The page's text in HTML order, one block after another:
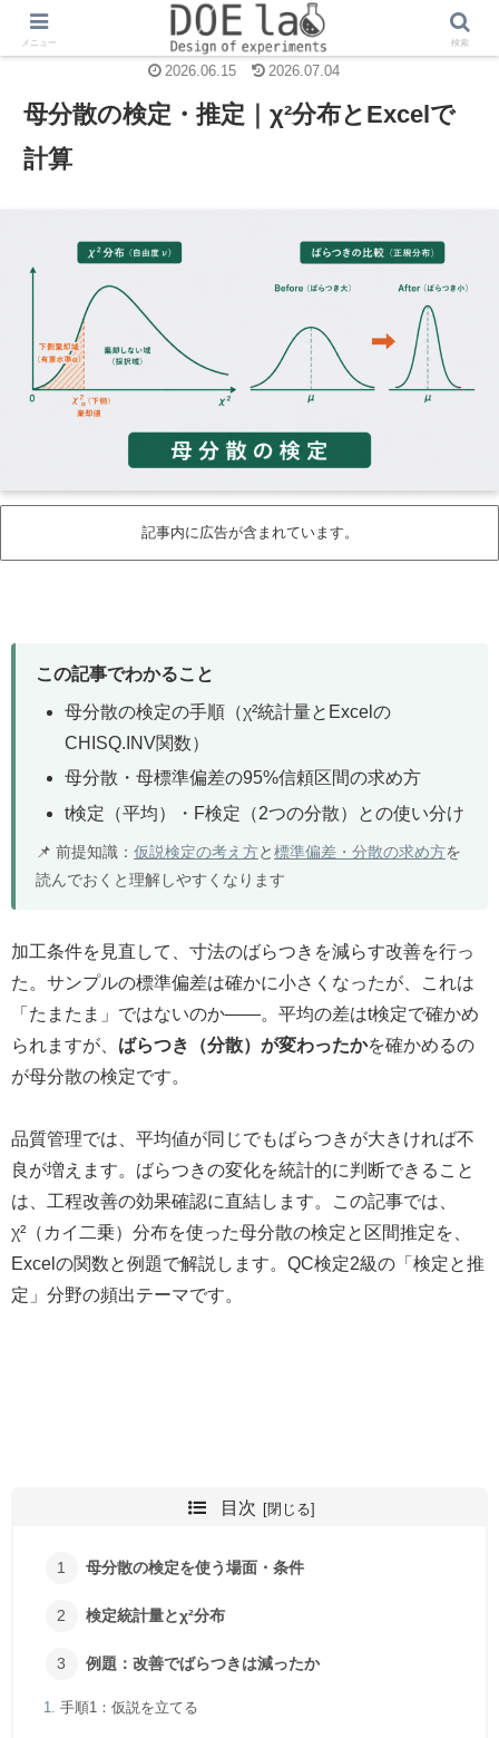
統計的仮説検定
母分散の検定・推定｜χ²分布とExcelで
計算
2026.06.15 2026.07.04
記事内に広告が含まれています。
この記事でわかること
母分散の検定の手順（χ²統計量とExcelの
CHISQ.INV関数）
母分散・母標準偏差の95%信頼区間の求め方
t検定（平均）・F検定（2つの分散）との使い分け
📌 前提知識： 仮説検定の考え方と標準偏差・分散の求め方を
読んでおくと理解しやすくなります
加工条件を見直して、寸法のばらつきを減らす改善を行っ
た。サンプルの標準偏差は確かに小さくなったが、これは
「たまたま」ではないのか——。平均の差はt検定で確かめ
られますが、 ばらつき（分散）が変わったかを確かめるの
が母分散の検定です。
品質管理では、平均値が同じでもばらつきが大きければ不
良が増えます。ばらつきの変化を統計的に判断できること
は、工程改善の効果確認に直結します。この記事では、
χ²（カイ二乗）分布を使った母分散の検定と区間推定を、
Excelの関数と例題で解説します。QC検定2級の「検定と推
定」分野の頻出テーマです。
目次
母分散の検定を使う場面・条件
検定統計量とχ²分布
例題：改善でばらつきは減ったか
手順1：仮説を立てる
メニュー 検索